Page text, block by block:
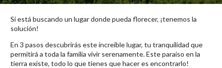
Si está buscando un lugar donde pueda florecer, ¡tenemos la
solución!
En 3 pasos descubrirás este increíble lugar, tu tranquilidad que
permitirá a toda la familia vivir serenamente. Este paraíso en la
tierra existe, todo lo que tienes que hacer es encontrarlo!